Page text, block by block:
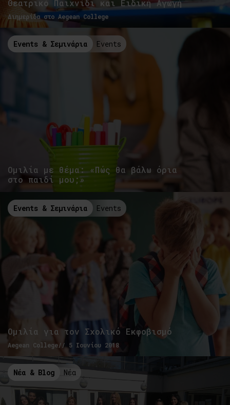
Θεατρικό Παιχνίδι και Ειδική Αγωγή
Διημερίδα στο Aegean College
Events & Σεμινάρια Events
Ομιλία με θέμα: «Πώς θα βάλω όρια
στο παιδί μου;»
Events & Σεμινάρια Events
Ομιλία για τον Σχολικό Εκφοβισμό
Aegean College// 5 Ιουνίου 2018
Νέα & Blog Νέα